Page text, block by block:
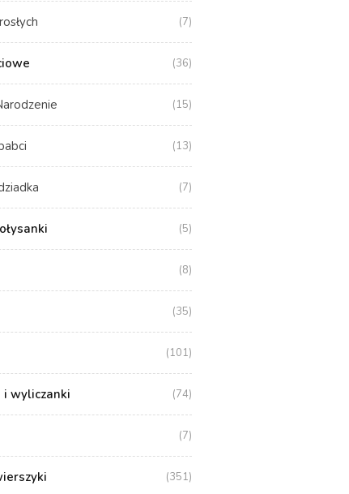
(7)
(36)
(15)
(13)
(7)
(5)
(8)
(35)
(101)
i wyliczanki (74)
(7)
(351)